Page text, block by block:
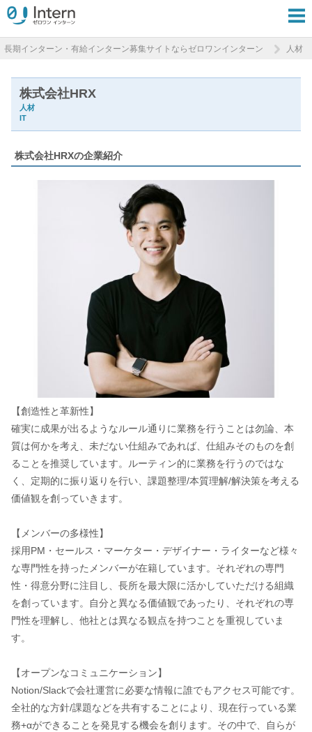
長期インターン・有給インターン募集サイトならゼロワンインターン 人材
株式会社HRX
人材
IT
株式会社HRXの企業紹介
【創造性と革新性】
確実に成果が出るようなルール通りに業務を行うことは勿論、本
質は何かを考え、未だない仕組みであれば、仕組みそのものを創
ることを推奨しています。ルーティン的に業務を行うのではな
く、定期的に振り返りを行い、課題整理/本質理解/解決策を考える
価値観を創っていきます。
【メンバーの多様性】
採用PM・セールス・マーケター・デザイナー・ライターなど様々
な専門性を持ったメンバーが在籍しています。それぞれの専門
性・得意分野に注目し、長所を最大限に活かしていただける組織
を創っています。自分と異なる価値観であったり、それぞれの専
門性を理解し、他社とは異なる観点を持つことを重視していま
す。
【オープンなコミュニケーション】
Notion/Slackで会社運営に必要な情報に誰でもアクセス可能です。
全社的な方針/課題などを共有することにより、現在行っている業
務+αができることを発見する機会を創ります。その中で、自らが